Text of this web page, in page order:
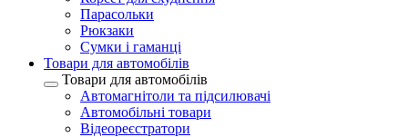
Парасольки
Рюкзаки
Сумки і гаманці
Товари для автомобілів
Товари для автомобілів
Автомагнітоли та підсилювачі
Автомобільні товари
Відеореєстратори